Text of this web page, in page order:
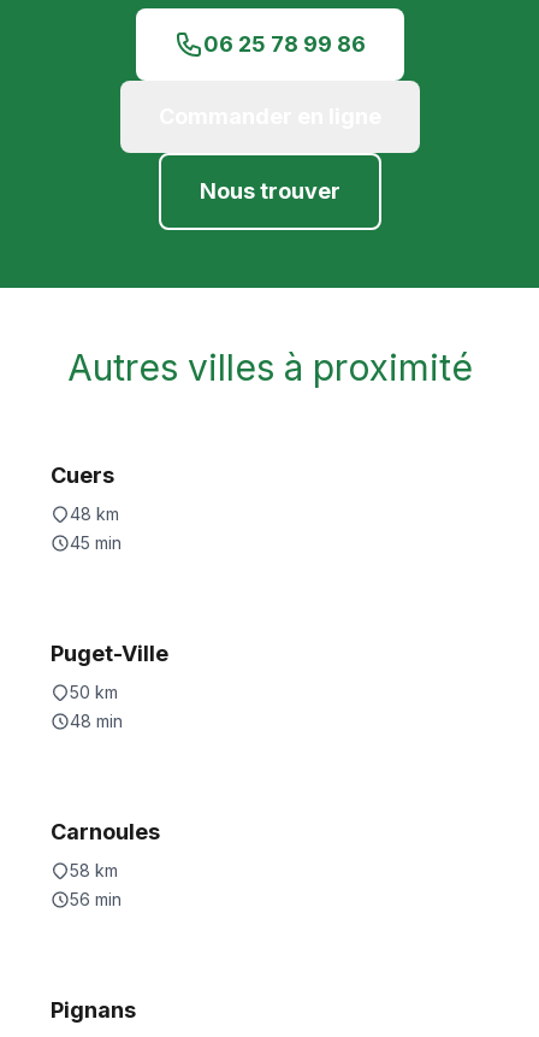
06 25 78 99 86
Nous trouver
Autres villes à proximité
Cuers
48 km
45 min
Puget-Ville
50 km
48 min
Carnoules
58 km
56 min
Pignans